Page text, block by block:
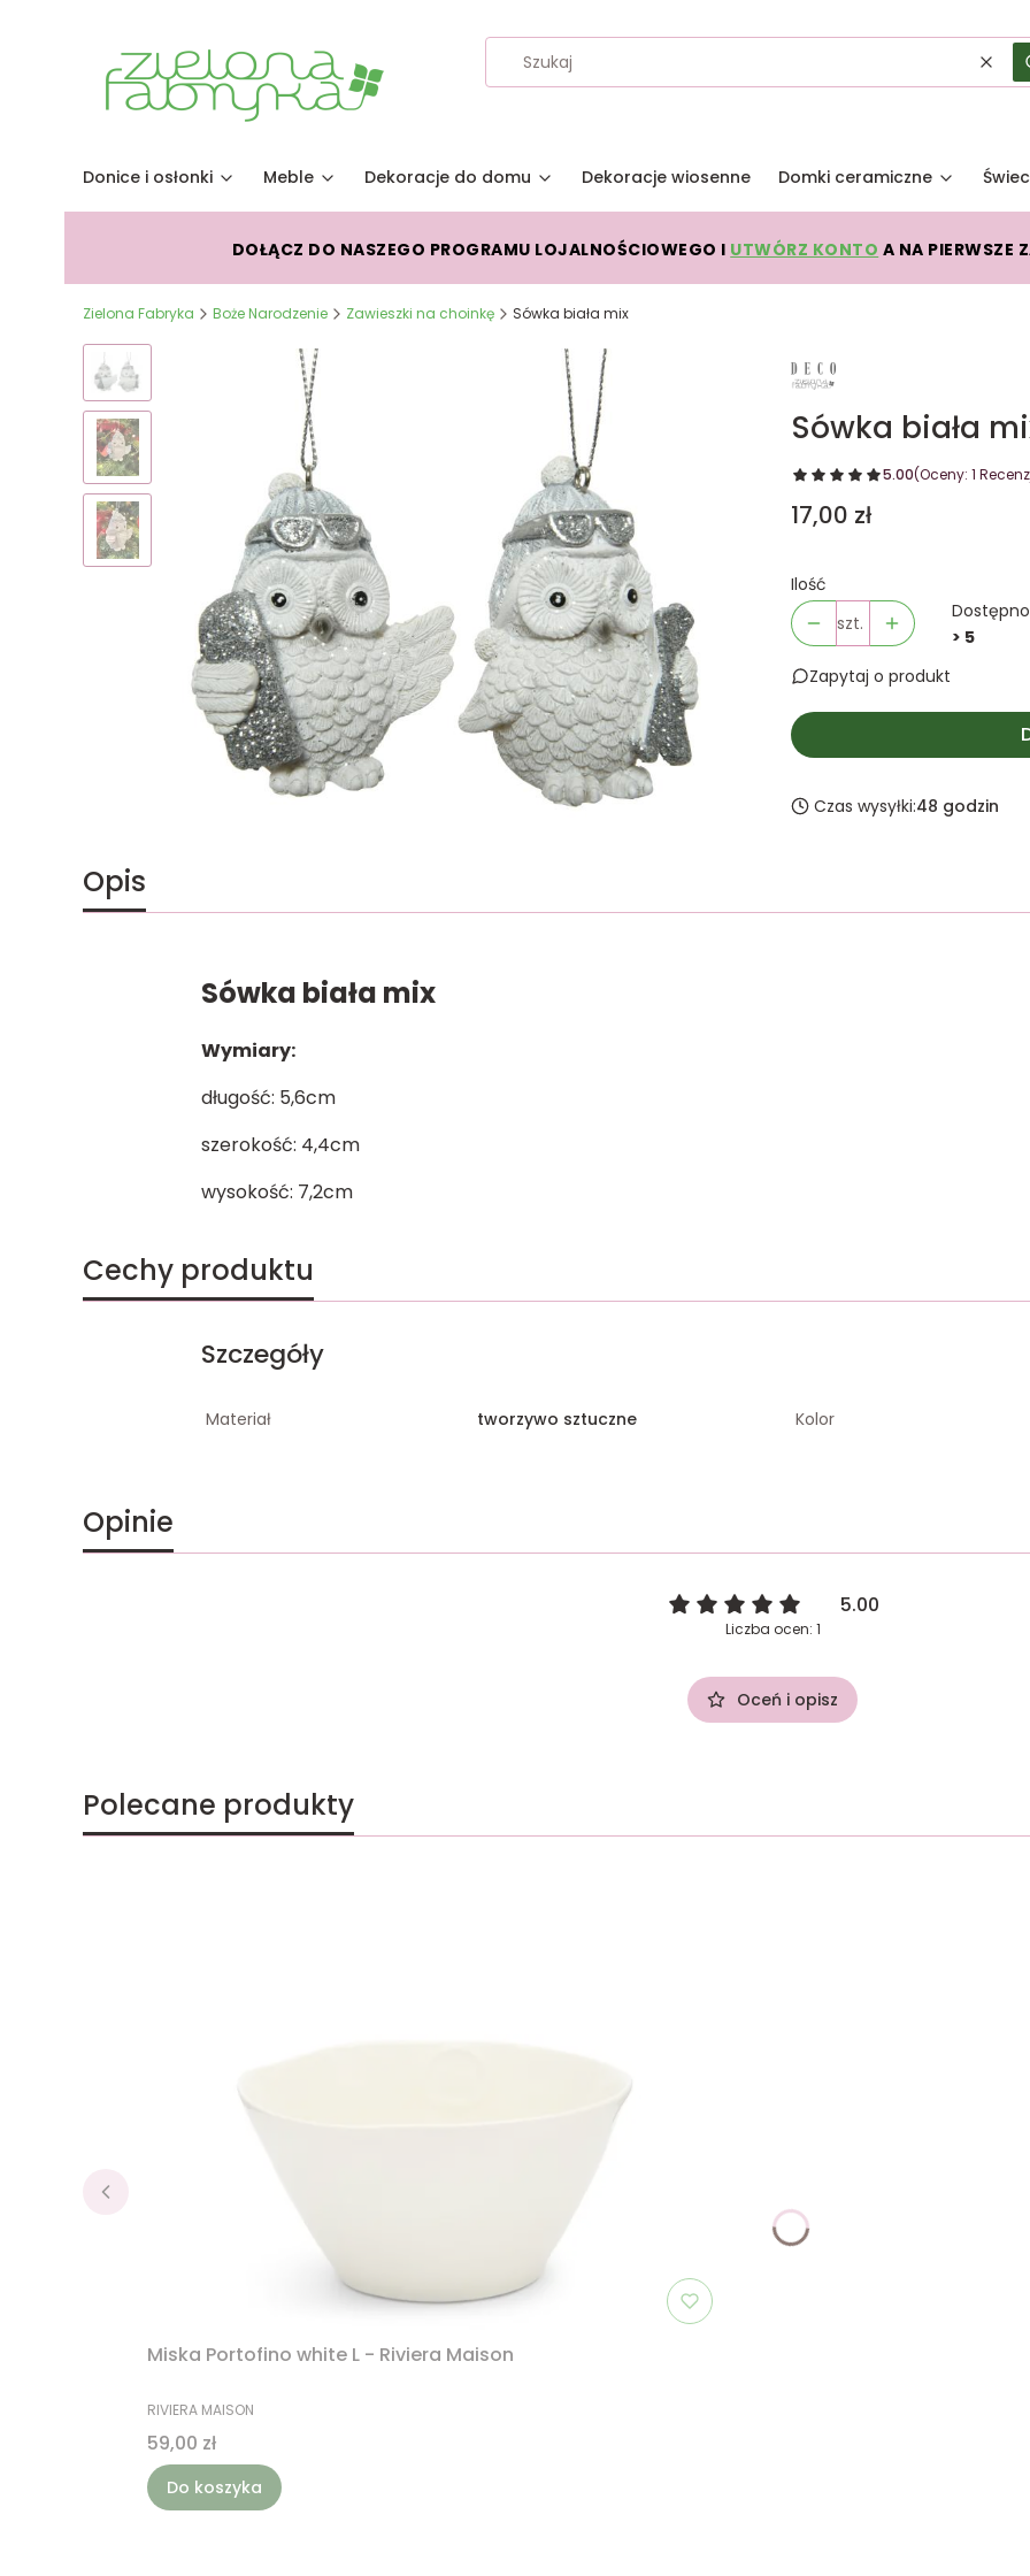
Donice i osłonki Meble Dekoracje do domu Dekoracje wiosenne Domki ceramiczne
DOŁĄCZ DO NASZEGO PROGRAMU LOJALNOŚCIOWEGO I UTWÓRZ KONTO A NA PIERWSZE
Zielona Fabryka Boże Narodzenie Zawieszki na choinkę Sówka biała mix
Sówka biała
5.00(Oceny: 1
Cena
17,00 zł
Ilość
szt.
> 5
Zapytaj o produkt
Czas wysyłki:48 godzin
Opis
Sówka biała mix
Wymiary:
długość: 5,6cm
szerokość: 4,4cm
wysokość: 7,2cm
Cechy produktu
Szczegóły
Materiał tworzywo sztuczne Kolor
Opinie
5.00
Liczba ocen: 1
Oceń i opisz
Polecane produkty
Miska Portofino white L - Riviera Maison
PRODUCENT
RIVIERA MAISON
Cena
59,00 zł
Do koszyka